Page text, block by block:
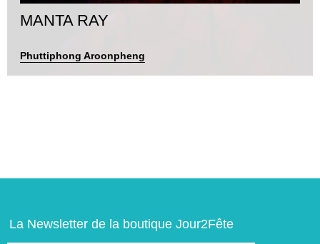
MANTA RAY
Phuttiphong Aroonpheng
La Newsletter de la boutique Jour2Fête